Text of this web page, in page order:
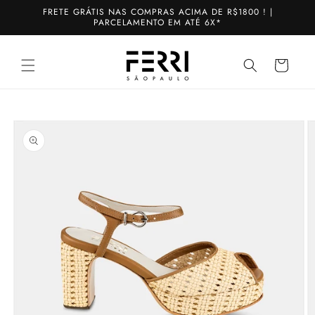
para oFRETE GRÁTIS NAS COMPRAS ACIMA DE R$1800 ! |
PARCELAMENTO EM ATÉ 6X*
Carrinho
informações
do produto